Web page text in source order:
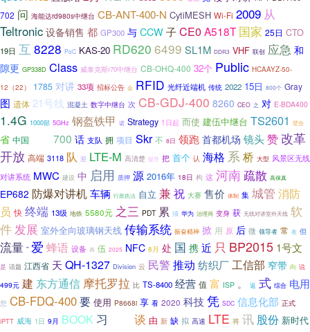
702 问 海能达rd980s中继台 CB-ANT-400-N CytiMESH Wi-Fi 2009 从
Teltronic 设备销售 都 GP300 与 CCW子CE0A518T 国家 25日 CTO
19日 互 8228 PoC KAS-20 RD620 6499 SL1M DDR3 VHF 联创 应急 和
隙更 GP338D Class 威泰克斯r70中继台 CB-OHQ-400 32个 Public HCAAYZ-50-
12（22）
1785 对讲 33项 招标公告 会 RFID 光纤近端机 传统 2022 15日 800个 Gray
图 遗体 21号线 混凝土 数字中继台 次 CB-GDJ-400 8260 CEO 之 对 E-BDA400
1.4G 1000部 5GHz 钢盔铁甲 诺 Strategy 1日起 而使 建伍中继台 TS2601 壁垒
省 中国 700 话 支队 拥 项目 Skr 不 8日 领跑 首都机场 镜头赞改革
开放 高端 3118 队 迎 LTE-M 高清楚 提升 把 首个 认 海格 系桥 大型 风景区无线
对讲系统 MWC 建设 中 启用 质押 源 2016年 18日 构 这 河南 疏散 高保真
EP682 防爆对讲机车辆 行政执法 自立 兼祝 大赛 售价 体制 集 城管 消防
员 快 终端 13级 地铁 5580元 之三 PDT 累 须 华为 治理局 变身 获 无线对讲室外天线 软
件发展 室外全向玻璃钢天线 传输系统 振奋精神 掀 用 原 后 微 领导者 常 在 但
流量 ” 爱 蜂语 设备 再 伍 2025 NFC 8月 处 国 携 近 只 BP2015 1号文
是 话题 江西省 天 QH-1327 Division 云 民警 推动 纺织厂工信部 窄带 向 说
499元 建 东方通信 摩托罗拉 比 TS-8400 经营 值 富 ISP 。 返 式 综合 电用
您 CB-FDQ-400要 使用 P8668i 享 看 2020 科技 凭 SDC 信息化部 正式
iPTT 威海 1日 9月 BOOK 习 谈 由 新 缺 拟 高速 LTE 将 讯 股份 新时代